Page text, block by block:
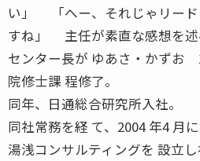
い」 「へー、それじゃリード
すね」 主任が素直な感想を述
センター長が ゆあさ・かずお
院修士課 程修了。
同年、日通総合研究所入社。
同社常務を経 て、2004 年4 月に
湯浅コンサルティングを 設立し